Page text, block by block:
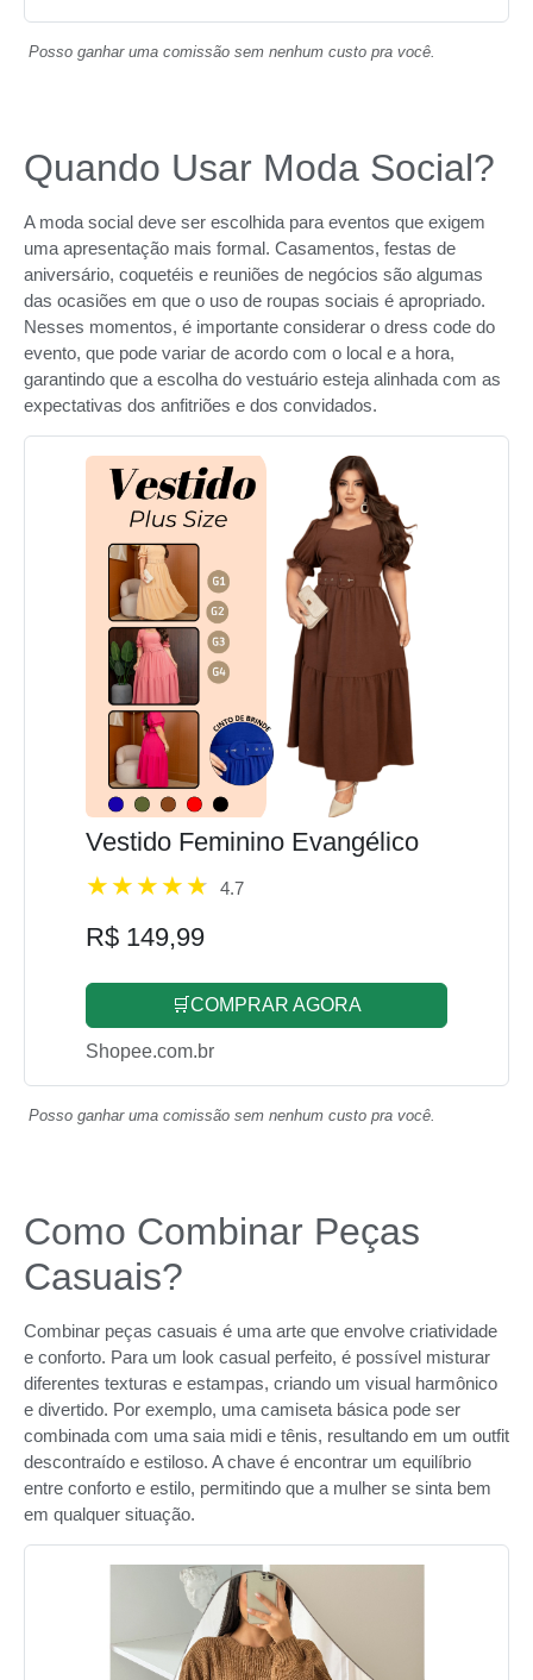
Posso ganhar uma comissão sem nenhum custo pra você.
Quando Usar Moda Social?
A moda social deve ser escolhida para eventos que exigem
uma apresentação mais formal. Casamentos, festas de
aniversário, coquetéis e reuniões de negócios são algumas
das ocasiões em que o uso de roupas sociais é apropriado.
Nesses momentos, é importante considerar o dress code do
evento, que pode variar de acordo com o local e a hora,
garantindo que a escolha do vestuário esteja alinhada com as
expectativas dos anfitriões e dos convidados.
Vestido Feminino Evangélico
4.7
R$ 149,99
🛒COMPRAR AGORA
Shopee.com.br
Posso ganhar uma comissão sem nenhum custo pra você.
Como Combinar Peças
Casuais?
Combinar peças casuais é uma arte que envolve criatividade
e conforto. Para um look casual perfeito, é possível misturar
diferentes texturas e estampas, criando um visual harmônico
e divertido. Por exemplo, uma camiseta básica pode ser
combinada com uma saia midi e tênis, resultando em um outfit
descontraído e estiloso. A chave é encontrar um equilíbrio
entre conforto e estilo, permitindo que a mulher se sinta bem
em qualquer situação.